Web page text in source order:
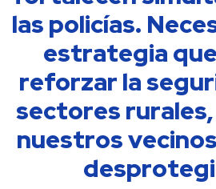
las policías.
estrategia
reforzar la
sectores
nuestros